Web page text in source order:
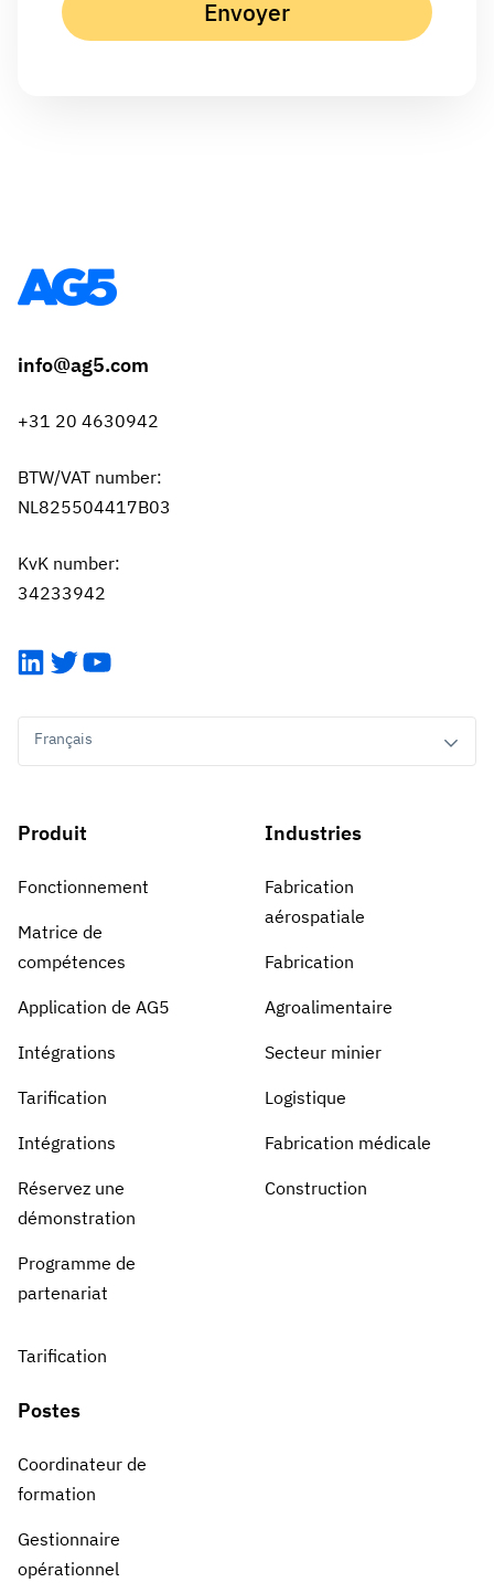
info@ag5.com
+31 20 4630942
BTW/VAT number:
NL825504417B03
KvK number:
34233942
LinkedIn
TwitterYouTube
Français
Produit
Fonctionnement
Matrice de
compétences
Application de AG5
Intégrations
Tarification
Intégrations
Réservez une
démonstration
Programme de
partenariat
Tarification
Postes
Coordinateur de
formation
Gestionnaire
opérationnel
Industries
Fabrication
aérospatiale
Fabrication
Agroalimentaire
Secteur minier
Logistique
Fabrication médicale
Construction